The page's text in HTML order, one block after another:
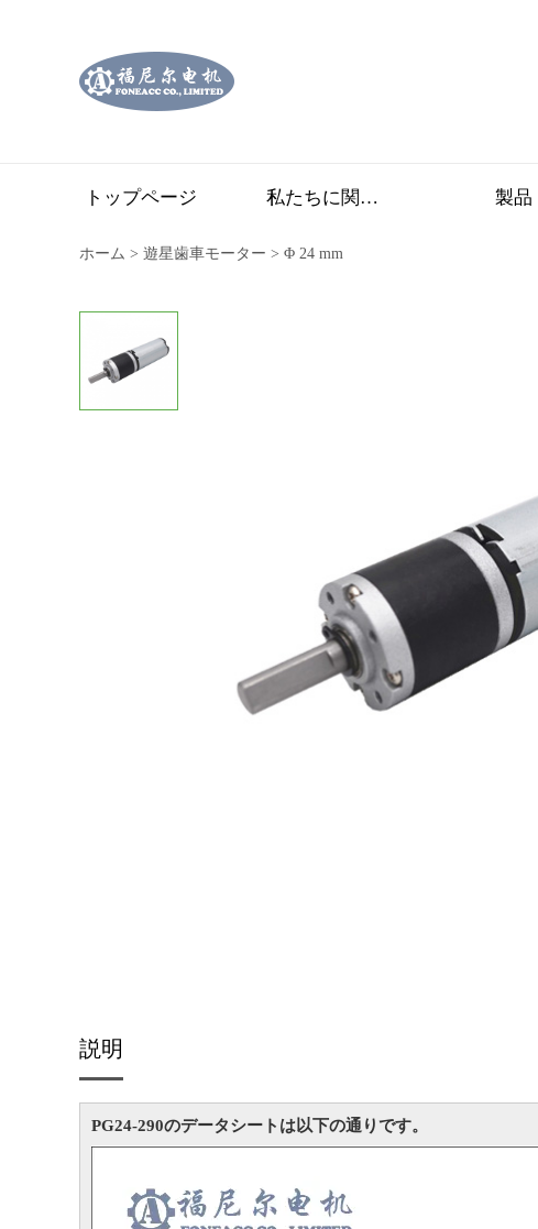
トップページ 私たちに関しては 製品
ホーム > 遊星歯車モーター > Φ 24 mm
説明
PG24-290のデータシートは以下の通りです。